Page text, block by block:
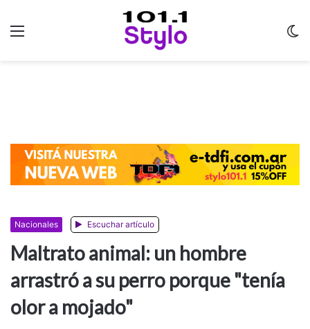
Nacionales Escuchar artículo
Maltrato animal: un hombre
arrastró a su perro porque "tenía
olor a mojado"